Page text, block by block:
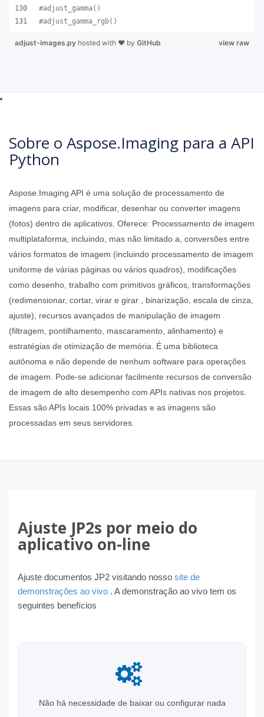
#adjust_gamma()
#adjust_gamma_rgb()
view raw
adjust-images.py hosted with ❤ by GitHub
Sobre o Aspose.Imaging para a API
Python
Aspose.Imaging API é uma solução de processamento de
imagens para criar, modificar, desenhar ou converter imagens
(fotos) dentro de aplicativos. Oferece: Processamento de imagem
multiplataforma, incluindo, mas não limitado a, conversões entre
vários formatos de imagem (incluindo processamento de imagem
uniforme de várias páginas ou vários quadros), modificações
como desenho, trabalho com primitivos gráficos, transformações
(redimensionar, cortar, virar e girar , binarização, escala de cinza,
ajuste), recursos avançados de manipulação de imagem
(filtragem, pontilhamento, mascaramento, alinhamento) e
estratégias de otimização de memória. É uma biblioteca
autônoma e não depende de nenhum software para operações
de imagem. Pode-se adicionar facilmente recursos de conversão
de imagem de alto desempenho com APIs nativas nos projetos.
Essas são APIs locais 100% privadas e as imagens são
processadas em seus servidores.
Ajuste JP2s por meio do
aplicativo on-line
Ajuste documentos JP2 visitando nosso site de
demonstrações ao vivo . A demonstração ao vivo tem os
seguintes benefícios
Não há necessidade de baixar ou configurar nada